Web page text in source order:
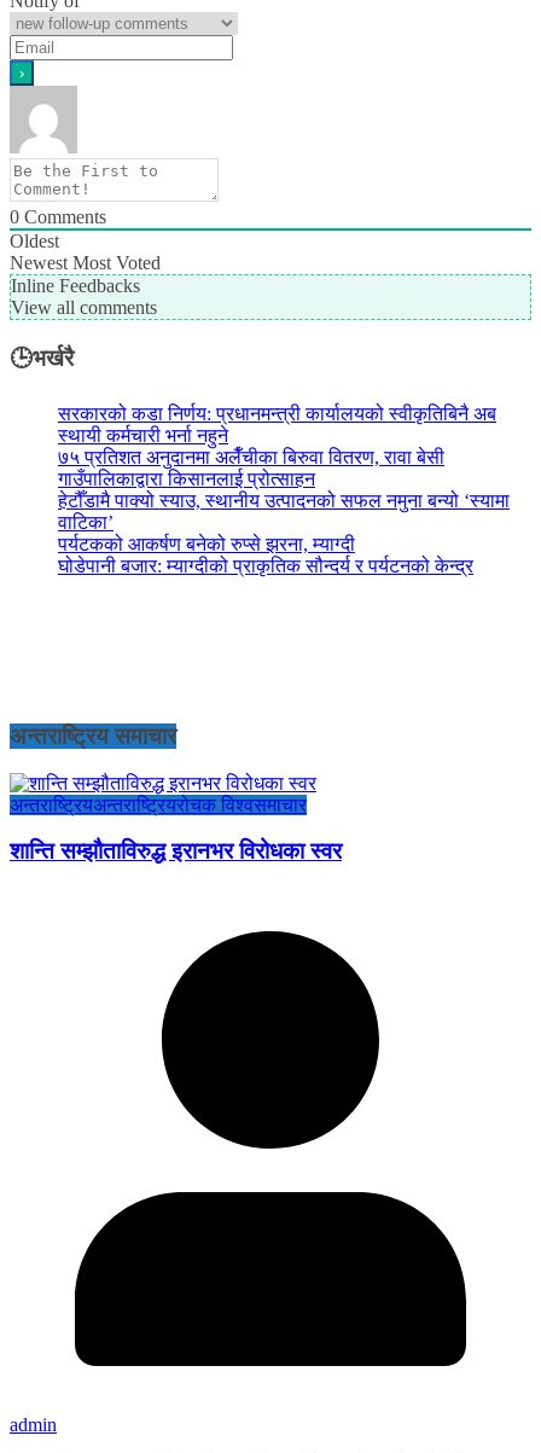
0 Comments
Oldest
Newest Most Voted
Inline Feedbacks
View all comments
🕒भर्खरै
सरकारको कडा निर्णय: प्रधानमन्त्री कार्यालयको स्वीकृतिबिनै अब
स्थायी कर्मचारी भर्ना नहुने
७५ प्रतिशत अनुदानमा अलैँचीका बिरुवा वितरण, रावा बेसी
गाउँपालिकाद्वारा किसानलाई प्रोत्साहन
हेटौँडामै पाक्यो स्याउ, स्थानीय उत्पादनको सफल नमुना बन्यो ‘स्यामा
वाटिका’
पर्यटकको आकर्षण बनेको रुप्से झरना, म्याग्दी
घोडेपानी बजार: म्याग्दीको प्राकृतिक सौन्दर्य र पर्यटनको केन्द्र
अन्तराष्ट्रिय समाचार
अन्तराष्ट्रियअन्तराष्ट्रियरोचक विश्वसमाचार
शान्ति सम्झौताविरुद्ध इरानभर विरोधका स्वर
admin